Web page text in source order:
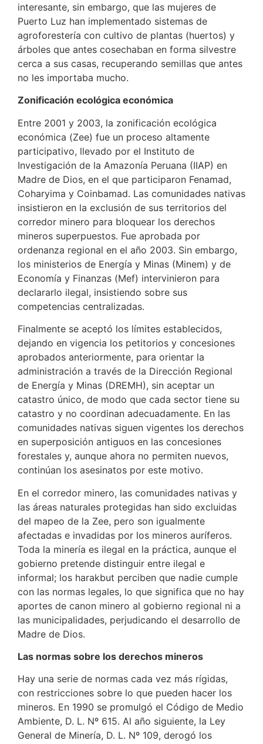
interesante, sin embargo, que las mujeres de
Puerto Luz han implementado sistemas de
agroforestería con cultivo de plantas (huertos) y
árboles que antes cosechaban en forma silvestre
cerca a sus casas, recuperando semillas que antes
no les importaba mucho.
Zonificación ecológica económica
Entre 2001 y 2003, la zonificación ecológica
económica (Zee) fue un proceso altamente
participativo, llevado por el Instituto de
Investigación de la Amazonía Peruana (IIAP) en
Madre de Dios, en el que participaron Fenamad,
Coharyima y Coinbamad. Las comunidades nativas
insistieron en la exclusión de sus territorios del
corredor minero para bloquear los derechos
mineros superpuestos. Fue aprobada por
ordenanza regional en el año 2003. Sin embargo,
los ministerios de Energía y Minas (Minem) y de
Economía y Finanzas (Mef) intervinieron para
declararlo ilegal, insistiendo sobre sus
competencias centralizadas.
Finalmente se aceptó los límites establecidos,
dejando en vigencia los petitorios y concesiones
aprobados anteriormente, para orientar la
administración a través de la Dirección Regional
de Energía y Minas (DREMH), sin aceptar un
catastro único, de modo que cada sector tiene su
catastro y no coordinan adecuadamente. En las
comunidades nativas siguen vigentes los derechos
en superposición antiguos en las concesiones
forestales y, aunque ahora no permiten nuevos,
continúan los asesinatos por este motivo.
En el corredor minero, las comunidades nativas y
las áreas naturales protegidas han sido excluidas
del mapeo de la Zee, pero son igualmente
afectadas e invadidas por los mineros auríferos.
Toda la minería es ilegal en la práctica, aunque el
gobierno pretende distinguir entre ilegal e
informal; los harakbut perciben que nadie cumple
con las normas legales, lo que significa que no hay
aportes de canon minero al gobierno regional ni a
las municipalidades, perjudicando el desarrollo de
Madre de Dios.
Las normas sobre los derechos mineros
Hay una serie de normas cada vez más rígidas,
con restricciones sobre lo que pueden hacer los
mineros. En 1990 se promulgó el Código de Medio
Ambiente, D. L. Nº 615. Al año siguiente, la Ley
General de Minería, D. L. Nº 109, derogó los